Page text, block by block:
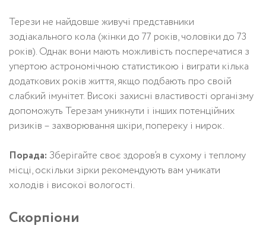
Терези не найдовше живучі представники
зодіакального кола (жінки до 77 років, чоловіки до 73
років). Однак вони мають можливість посперечатися з
упертою астрономічною статистикою і виграти кілька
додаткових років життя, якщо подбають про своій
слабкий імунітет. Високі захисні властивості організму
допоможуть Терезам уникнути і інших потенційних
ризиків – захворювання шкіри, попереку і нирок.
Порада: Зберігайте своє здоров’я в сухому і теплому
місці, оскільки зірки рекомендують вам уникати
холодів і високої вологості.
Скорпіони